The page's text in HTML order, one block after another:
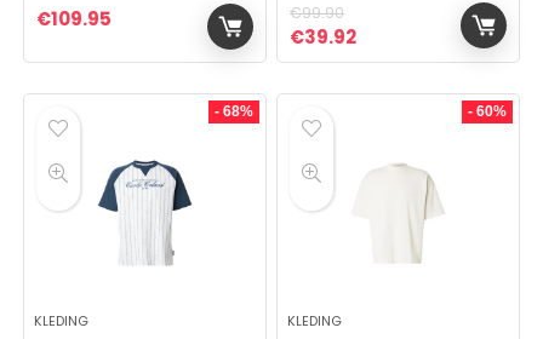
€109.95 €99.90
Oorspronkelijke prijs
€39.92Huidige prijs is:
- 68%
KLEDING
- 60%
KLEDING